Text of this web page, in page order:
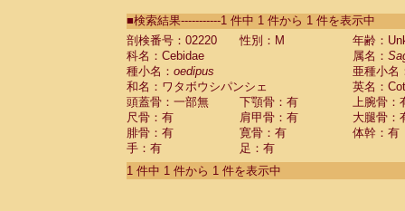
CebidaeSaguinus labiatus(0)
Cebidae Saguinus leucopus (0)
Cebidae
Cebidae
CebidaeSaguinus nigricollis (0)
Cebidae Saguinus oedipus
Cebidae Saguinus weddelli
Cebidae Saguinusspp.
Cebidae Aotus trivirgatus
Cebidae Cebus albifrons
■検索結果-----------1 件中 1 件から 1 件を表示中
剖検番号：02220
性別：M
年齢：
科名：Cebidae
属名：
種小名： oedipus
亜種小名
和名：ワタボウシパンシェ
英名：
頭蓋骨：一部無
下顎骨：有
上腕骨：
尺骨：有
肩甲骨：有
大腿骨：
腓骨：有
寛骨：有
体幹：有
手：有
足：有
1 件中 1 件から 1 件を表示中